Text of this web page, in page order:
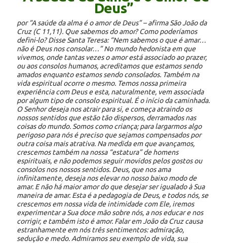
Deus”
por “A saúde da alma é o amor de Deus” – afirma São João da
Cruz (C 11,11). Que sabemos do amor? Como poderíamos
defini-lo? Disse Santa Teresa: “Nem sabemos o que é amar…
não é Deus nos consolar…” No mundo hedonista em que
vivemos, onde tantas vezes o amor está associado ao prazer,
ou aos consolos humanos, acreditamos que estamos sendo
amados enquanto estamos sendo consolados. Também na
vida espiritual ocorre o mesmo. Temos nossa primeira
experiência com Deus e esta, naturalmente, vem associada
por algum tipo de consolo espiritual. É o início da caminhada.
O Senhor deseja nos atrair para si, e começa atraindo os
nossos sentidos que estão tão dispersos, derramados nas
coisas do mundo. Somos como criança; para largarmos algo
perigoso para nós é preciso que sejamos compensados por
outra coisa mais atrativa. Na medida em que avançamos,
crescemos também na nossa “estatura” de homens
espirituais, e não podemos seguir movidos pelos gostos ou
consolos nos nossos sentidos. Deus, que nos ama
infinitamente, deseja nos elevar no nosso baixo modo de
amar. E não há maior amor do que desejar ser igualado à Sua
maneira de amar. Esta é a pedagogia de Deus, e todos nós, se
crescemos em nossa vida de intimidade com Ele, iremos
experimentar a Sua doce mão sobre nós, a nos educar e nos
corrigir, e também isto é amor. Falar em João da Cruz causa
estranhamente em nós três sentimentos: admiração,
sedução e medo. Admiramos seu exemplo de vida, sua